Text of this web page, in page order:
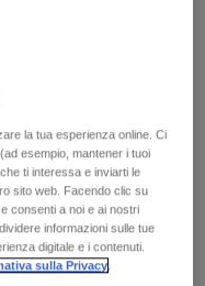
la tua esperienza online. Ci
esempio, mantener i tuoi
ti interessa e inviarti le
sito web. Facendo clic su
consenti a noi e ai nostri
informazioni sulle tue
digitale e i contenuti.
sulla Privacy.